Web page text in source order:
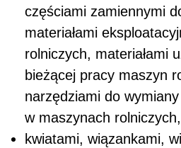
częściami zamiennymi
materiałami
rolniczych, materiałami
bieżącej pracy maszyn
narzędziami do
w maszynach rolniczych,
kwiatami, wiązankami,